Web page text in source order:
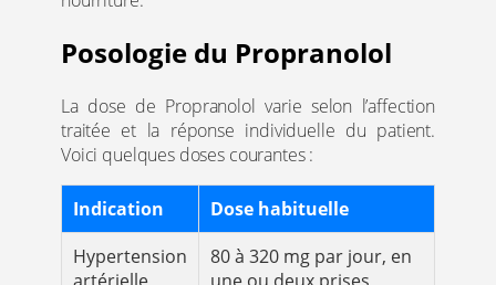
Posologie du Propranolol
La dose de Propranolol varie selon l’affection
traitée et la réponse individuelle du patient.
Voici quelques doses courantes :
Indication
Dose habituelle
Hypertension
80 à 320 mg par jour, en